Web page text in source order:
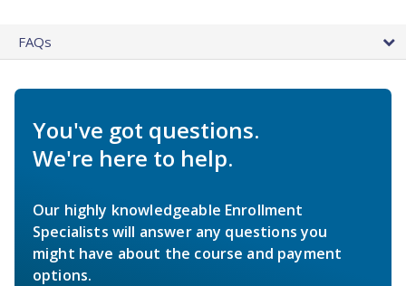
FAQs
You've got questions.
We're here to help.
Our highly knowledgeable Enrollment
Specialists will answer any questions you
might have about the course and payment
options.